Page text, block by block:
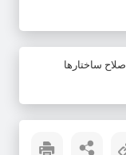
ساختارها